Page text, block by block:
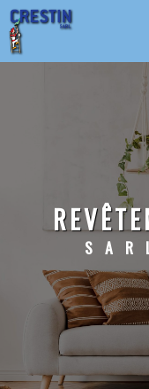
Panneau de gestion